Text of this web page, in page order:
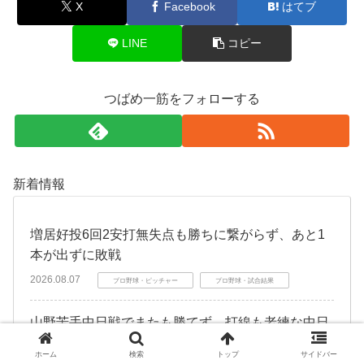
X Facebook はてブ
LINE コピー
つばめ一筋をフォローする
新着情報
増居好投6回2安打無失点も勝ちに繋がらず、あと1
本が出ずに敗戦
2026.08.07 プロ野球・ピッチャー プロ野球・試合結果
山野苦手中日戦でまたも勝てず、打線も老練な中日
涌井にいなされて２安打１点で敗戦
ホーム 検索 トップ サイドバー